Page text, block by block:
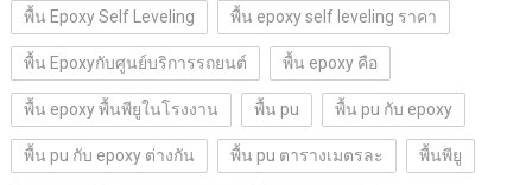
พื้น Epoxy Self Leveling พื้น epoxy self leveling ราคา
พื้น Epoxyกับศูนย์บริการรถยนต์ พื้น epoxy คือ
พื้น epoxy พื้นพียูในโรงงาน พื้น pu พื้น pu กับ epoxy
พื้น pu กับ epoxy ต่างกัน พื้น pu ตารางเมตรละ พื้นพียู